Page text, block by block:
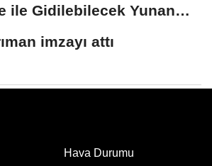
ile Gidilebilecek Yunan
imzayı attı
Hava Durumu